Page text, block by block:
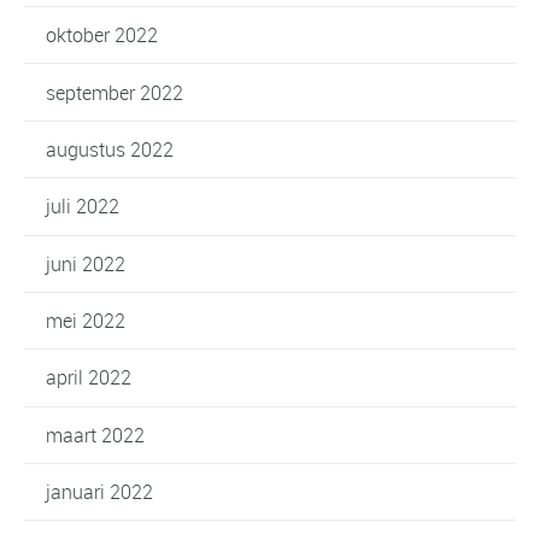
oktober 2022
september 2022
augustus 2022
juli 2022
juni 2022
mei 2022
april 2022
maart 2022
januari 2022